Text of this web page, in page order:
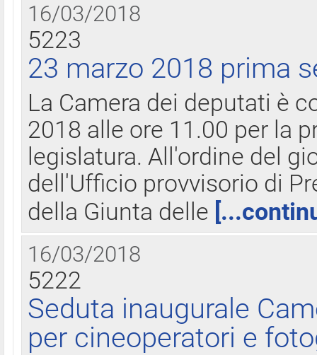
16/03/2018
5223
23 marzo 2018 prima
La Camera dei deputati è
2018 alle ore 11.00 per la
legislatura. All'ordine del
dell'Ufficio provvisorio di
della Giunta delle
16/03/2018
5222
Seduta inaugurale
per cineoperatori e